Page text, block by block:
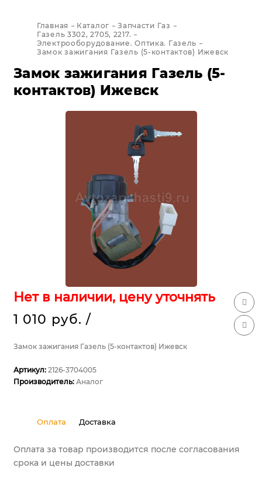
Главная Каталог
Запчасти Газ
Газель 3302, 2705, 2217.
Электрооборудование. Оптика. Газель
Замок зажигания Газель (5-контактов) Ижевск
Замок зажигания Газель (5-
контактов) Ижевск
Нет в наличии, цену уточнять
1 010 руб. /
Замок зажигания Газель (5-контактов) Ижевск
Артикул: 2126-3704005
Производитель: Аналог
Оплата Доставка
Оплата за товар производится после согласования
срока и цены доставки